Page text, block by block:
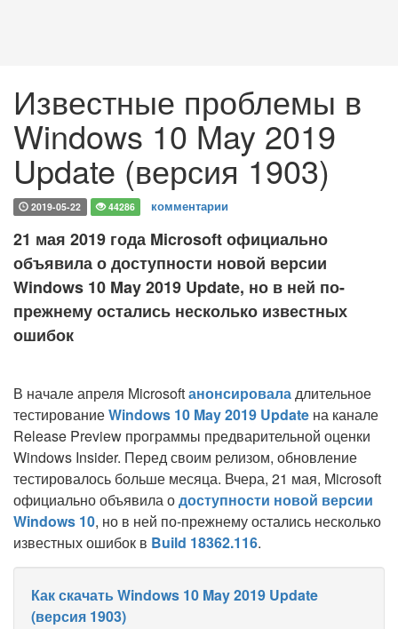
Известные проблемы в
Windows 10 May 2019
Update (версия 1903)
2019-05-22 44286 комментарии
21 мая 2019 года Microsoft официально
объявила о доступности новой версии
Windows 10 May 2019 Update, но в ней по-
прежнему остались несколько известных
ошибок
В начале апреля Microsoftанонсироваладлительное
тестированиеWindows 10 May 2019 Update на канале
Release Preview программы предварительной оценки
Windows Insider. Перед своим релизом, обновление
тестировалось больше месяца. Вчера, 21 мая, Microsoft
официально объявила одоступности новой версии
Windows 10, но в ней по-прежнему остались несколько
известных ошибок в Build 18362.116.
Как скачать Windows 10 May 2019 Update
(версия 1903)